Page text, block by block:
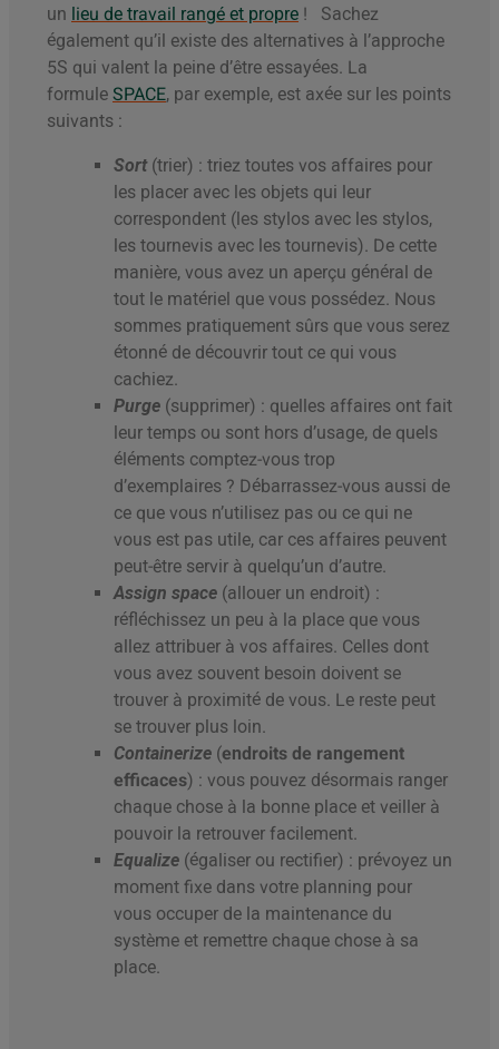
un lieu de travail rangé et propre ! Sachez
également qu’il existe des alternatives à l’approche
5S qui valent la peine d’être essayées. La
formule SPACE, par exemple, est axée sur les points
suivants :
Sort (trier) : triez toutes vos affaires pour
les placer avec les objets qui leur
correspondent (les stylos avec les stylos,
les tournevis avec les tournevis). De cette
manière, vous avez un aperçu général de
tout le matériel que vous possédez. Nous
sommes pratiquement sûrs que vous serez
étonné de découvrir tout ce qui vous
cachiez.
Purge (supprimer) : quelles affaires ont fait
leur temps ou sont hors d’usage, de quels
éléments comptez-vous trop
d’exemplaires ? Débarrassez-vous aussi de
ce que vous n’utilisez pas ou ce qui ne
vous est pas utile, car ces affaires peuvent
peut-être servir à quelqu’un d’autre.
Assign space (allouer un endroit) :
réfléchissez un peu à la place que vous
allez attribuer à vos affaires. Celles dont
vous avez souvent besoin doivent se
trouver à proximité de vous. Le reste peut
se trouver plus loin.
Containerize (endroits de rangement
efficaces) : vous pouvez désormais ranger
chaque chose à la bonne place et veiller à
pouvoir la retrouver facilement.
Equalize (égaliser ou rectifier) : prévoyez un
moment fixe dans votre planning pour
vous occuper de la maintenance du
système et remettre chaque chose à sa
place.